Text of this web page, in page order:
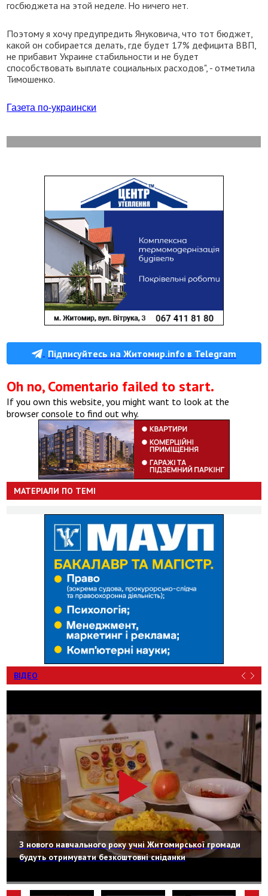
госбюджета на этой неделе. Но ничего нет.
Поэтому я хочу предупредить Януковича, что тот бюджет,
какой он собирается делать, где будет 17% дефицита ВВП,
не прибавит Украине стабильности и не будет
способствовать выплате социальных расходов", - отметила
Тимошенко.
Газета по-украински
Підписуйтесь на Житомир.info в Telegram
Oh no, Comentario failed to start.
If you own this website, you might want to look at the
browser console to find out why.
МАТЕРІАЛИ ПО ТЕМІ
ВІДЕО
З нового навчального року учні Житомирської громади
будуть отримувати безкоштовні сніданки